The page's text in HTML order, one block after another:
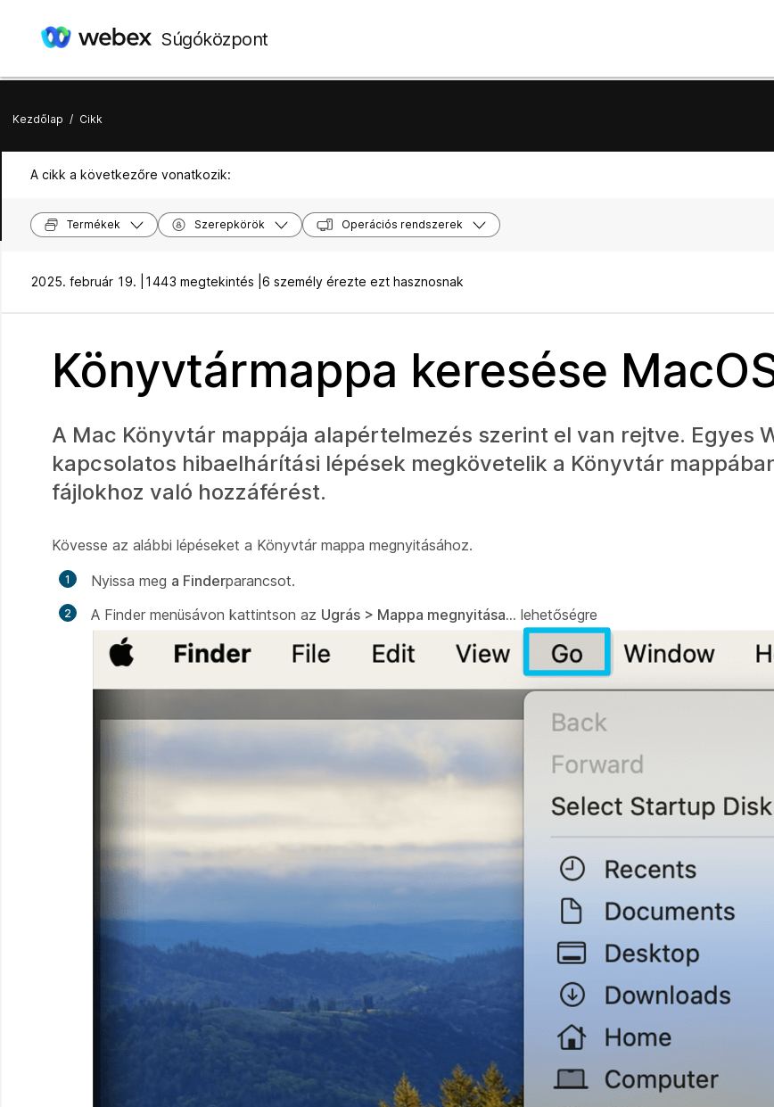
Súgóközpont
Kezdőlap / Cikk
A cikk a következőre vonatkozik:
Termékek Szerepkörök Operációs rendszerek
2025. február 19. | 1443 megtekintés | 6 személy érezte ezt hasznosnak
Könyvtármappa keresése
A Mac Könyvtár mappája alapértelmezés szerint el van rejtve. Egyes
kapcsolatos hibaelhárítási lépések megkövetelik a Könyvtár
fájlokhoz való hozzáférést.
Kövesse az alábbi lépéseket a Könyvtár mappa megnyitásához.
Nyissa meg a Finderparancsot.
A Finder menüsávon kattintson az Ugrás > Mappa megnyitása... lehetőségre